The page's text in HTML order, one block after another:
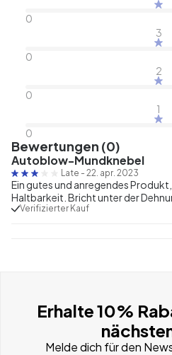
0
3
0
2
0
1
0
Bewertungen (0)
Autoblow-Mundknebel
Late - 22. apr. 2023
Ein gutes und anregendes
Haltbarkeit. Bricht unter der
Verifizierter Kauf
Erhalte 10%
Melde dich für den